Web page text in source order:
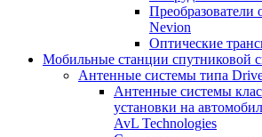
Преобразователи
Nevion
Оптические
Мобильные станции спутниковой
Антенные системы типа
Антенные системы
установки на
AvL Technologies